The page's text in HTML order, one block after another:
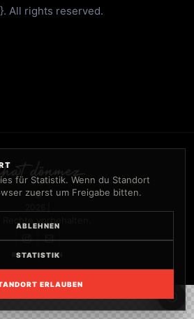
All rights reserved.
©
RICHTLINIEN
für Statistik. Wenn du Standort
zuerst um Freigabe bitten.
ABLEHNEN
STATISTIK
ERLAUBEN